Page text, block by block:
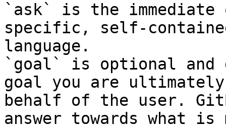
`ask` is the
specific, self-
language.
`goal` is optional and
goal you are
behalf of the user.
answer towards what